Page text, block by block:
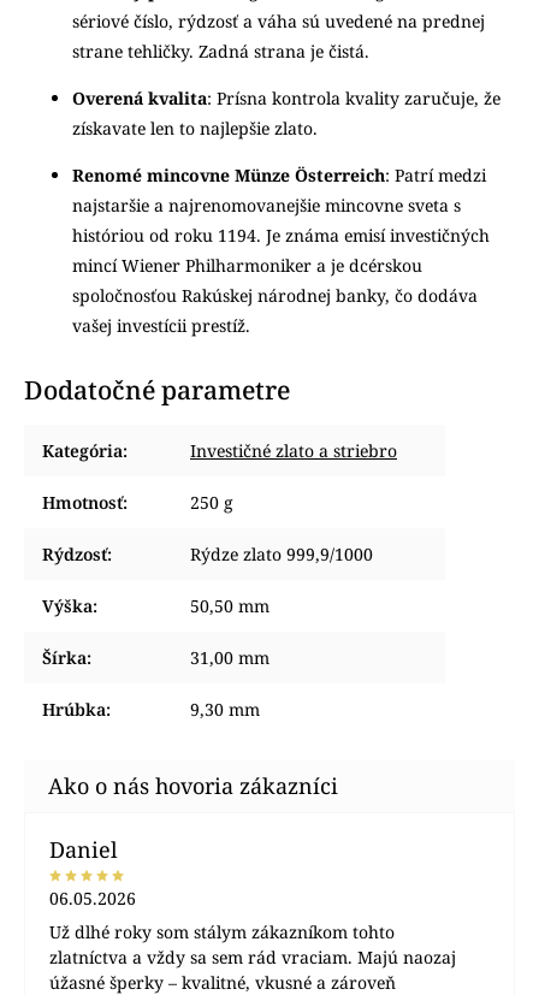
sériové číslo, rýdzosť a váha sú uvedené na prednej
strane tehličky. Zadná strana je čistá.
Overená kvalita: Prísna kontrola kvality zaručuje, že
získavate len to najlepšie zlato.
Renomé mincovne Münze Österreich: Patrí medzi
najstaršie a najrenomovanejšie mincovne sveta s
históriou od roku 1194. Je známa emisí investičných
mincí Wiener Philharmoniker a je dcérskou
spoločnosťou Rakúskej národnej banky, čo dodáva
vašej investícii prestíž.
Dodatočné parametre
Kategória: Investičné zlato a striebro
Hmotnosť: 250 g
Rýdzosť: Rýdze zlato 999,9/1000
Výška: 50,50 mm
Šírka: 31,00 mm
Hrúbka: 9,30 mm
Daniel
06.05.2026
Už dlhé roky som stálym zákazníkom tohto
zlatníctva a vždy sa sem rád vraciam. Majú naozaj
úžasné šperky – kvalitné, vkusné a zároveň